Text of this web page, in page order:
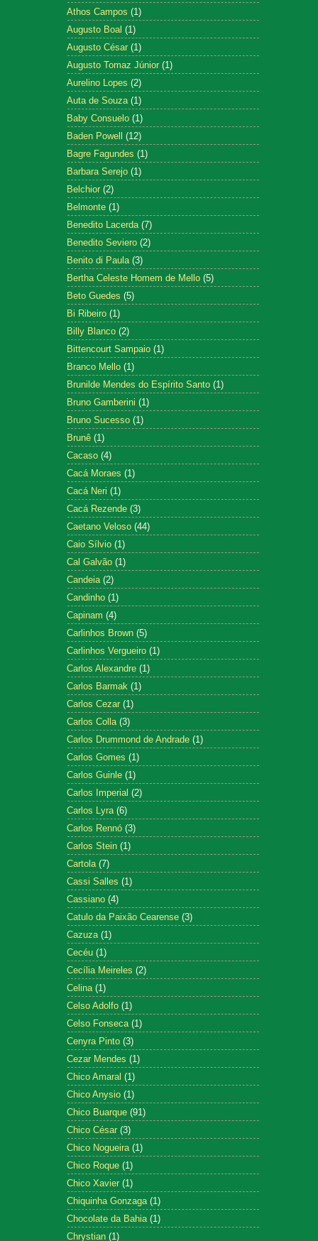
Athos Campos (1)
Augusto Boal (1)
Augusto César (1)
Augusto Tomaz Júnior (1)
Aurelino Lopes (2)
Auta de Souza (1)
Baby Consuelo (1)
Baden Powell (12)
Bagre Fagundes (1)
Barbara Serejo (1)
Belchior (2)
Belmonte (1)
Benedito Lacerda (7)
Benedito Seviero (2)
Benito di Paula (3)
Bertha Celeste Homem de Mello (5)
Beto Guedes (5)
Bi Ribeiro (1)
Billy Blanco (2)
Bittencourt Sampaio (1)
Branco Mello (1)
Brunilde Mendes do Espírito Santo (1)
Bruno Gamberini (1)
Bruno Sucesso (1)
Brunê (1)
Cacaso (4)
Cacá Moraes (1)
Cacá Neri (1)
Cacá Rezende (3)
Caetano Veloso (44)
Caio Sílvio (1)
Cal Galvão (1)
Candeia (2)
Candinho (1)
Capinam (4)
Carlinhos Brown (5)
Carlinhos Vergueiro (1)
Carlos Alexandre (1)
Carlos Barmak (1)
Carlos Cezar (1)
Carlos Colla (3)
Carlos Drummond de Andrade (1)
Carlos Gomes (1)
Carlos Guinle (1)
Carlos Imperial (2)
Carlos Lyra (6)
Carlos Rennó (3)
Carlos Stein (1)
Cartola (7)
Cassi Salles (1)
Cassiano (4)
Catulo da Paixão Cearense (3)
Cazuza (1)
Cecéu (1)
Cecília Meireles (2)
Celina (1)
Celso Adolfo (1)
Celso Fonseca (1)
Cenyra Pinto (3)
Cezar Mendes (1)
Chico Amaral (1)
Chico Anysio (1)
Chico Buarque (91)
Chico César (3)
Chico Nogueira (1)
Chico Roque (1)
Chico Xavier (1)
Chiquinha Gonzaga (1)
Chocolate da Bahia (1)
Chrystian (1)